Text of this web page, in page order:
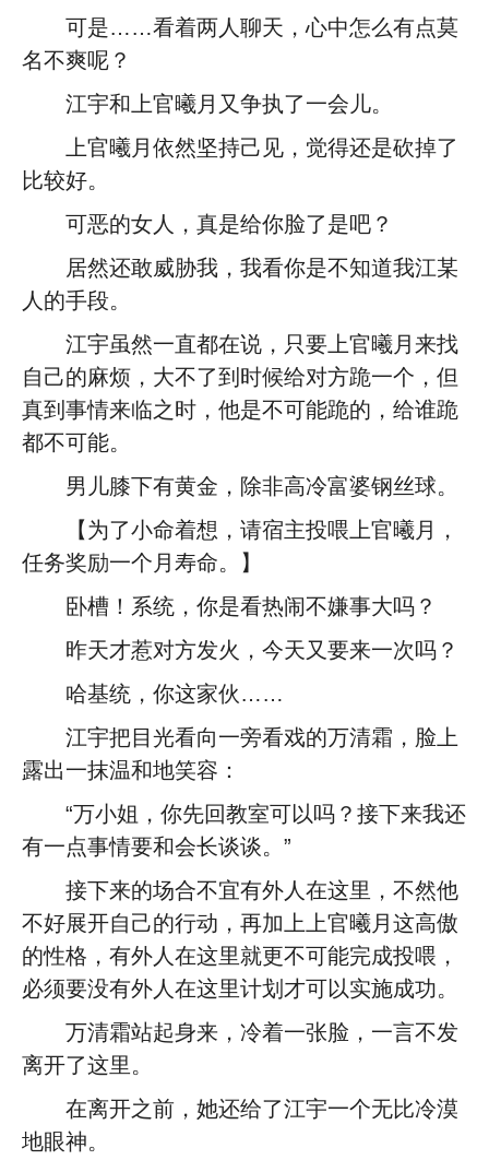
可是……看着两人聊天，心中怎么有点莫
名不爽呢？
江宇和上官曦月又争执了一会儿。
上官曦月依然坚持己见，觉得还是砍掉了
比较好。
可恶的女人，真是给你脸了是吧？
居然还敢威胁我，我看你是不知道我江某
人的手段。
江宇虽然一直都在说，只要上官曦月来找
自己的麻烦，大不了到时候给对方跪一个，但
真到事情来临之时，他是不可能跪的，给谁跪
都不可能。
男儿膝下有黄金，除非高冷富婆钢丝球。
【为了小命着想，请宿主投喂上官曦月，
任务奖励一个月寿命。】
卧槽！系统，你是看热闹不嫌事大吗？
昨天才惹对方发火，今天又要来一次吗？
哈基统，你这家伙……
江宇把目光看向一旁看戏的万清霜，脸上
露出一抹温和地笑容：
“万小姐，你先回教室可以吗？接下来我还
有一点事情要和会长谈谈。”
接下来的场合不宜有外人在这里，不然他
不好展开自己的行动，再加上上官曦月这高傲
的性格，有外人在这里就更不可能完成投喂，
必须要没有外人在这里计划才可以实施成功。
万清霜站起身来，冷着一张脸，一言不发
离开了这里。
在离开之前，她还给了江宇一个无比冷漠
地眼神。